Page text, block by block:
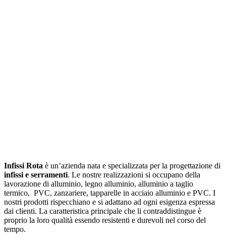
Infissi Rota è un’azienda nata e specializzata per la progettazione di
infissi e serramenti. Le nostre realizzazioni si occupano della
lavorazione di alluminio, legno alluminio, alluminio a taglio
termico, PVC, zanzariere, tapparelle in acciaio alluminio e PVC. I
nostri prodotti rispecchiano e si adattano ad ogni esigenza espressa
dai clienti. La caratteristica principale che li contraddistingue è
proprio la loro qualità essendo resistenti e durevoli nel corso del
tempo.